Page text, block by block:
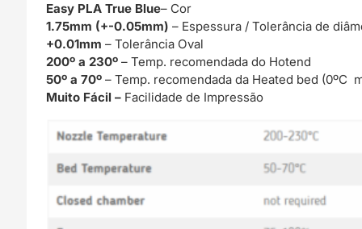
Easy PLA True Blue– Cor
1.75mm (+-0.05mm)– Espessura / Tolerância de
+0.01mm– Tolerância Oval
200º a 230º– Temp. recomendada do Hotend
50º a 70º– Temp. recomendada da Heated bed (0ºC
Muito Fácil – Facilidade de Impressão